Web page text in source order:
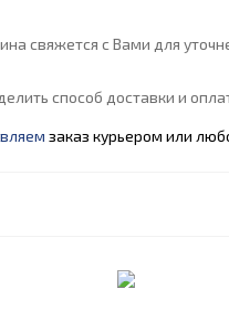
свяжется с Вами для
способ доставки и
заказ курьером или